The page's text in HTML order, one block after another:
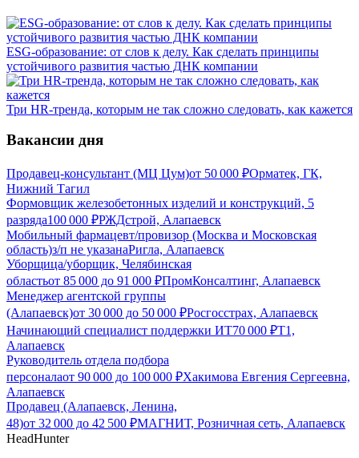
ESG-образование: от слов к делу. Как сделать принципы
устойчивого развития частью ДНК компании
Три HR-тренда, которым не так сложно следовать, как кажется
Вакансии дня
Продавец-консультант (МЦ Цум)от 50 000 ₽Орматек, ГК,
Нижний Тагил
Формовщик железобетонных изделий и конструкций, 5
разряда100 000 ₽РЖДстрой, Алапаевск
Мобильный фармацевт/провизор (Москва и Московская
область)з/п не указанаРигла, Алапаевск
Уборщица/уборщик, Челябинская
областьот 85 000 до 91 000 ₽ПромКонсалтинг, Алапаевск
Менеджер агентской группы
(Алапаевск)от 30 000 до 50 000 ₽Росгосстрах, Алапаевск
Начинающий специалист поддержки ИТ70 000 ₽Т1,
Алапаевск
Руководитель отдела подбора
персоналаот 90 000 до 100 000 ₽Хакимова Евгения Сергеевна,
Алапаевск
Продавец (Алапаевск, Ленина,
48)от 32 000 до 42 500 ₽МАГНИТ, Розничная сеть, Алапаевск
HeadHunter